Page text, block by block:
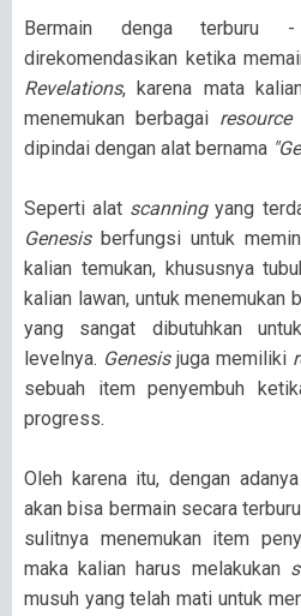
Bermain denga terburu
direkomendasikan ketika
Revelations, karena mata
menemukan berbagai resource
dipindai dengan alat bernama
Seperti alat scanningyang
Genesis berfungsi untuk
kalian temukan, khususnya
kalian lawan, untuk menemukan
yang sangat dibutuhkan
levelnya. Genesis juga memiliki
sebuah item penyembuh
progress.
Oleh karena itu, dengan adanya
akan bisa bermain secara
sulitnya menemukan item
maka kalian harus melakukan
musuh yang telah mati untuk